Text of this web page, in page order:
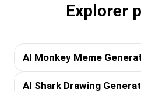
Explorer
AI Monkey Meme
AI Shark Drawing